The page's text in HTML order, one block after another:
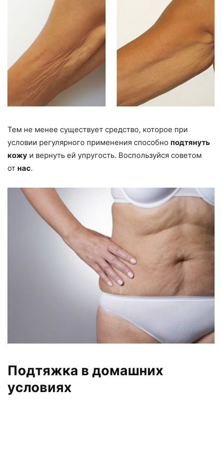
Тем не менее существует средство, которое при
условии регулярного применения способно подтянуть
кожу и вернуть ей упругость. Воспользуйся советом
от нас.
Подтяжка в домашних
условиях